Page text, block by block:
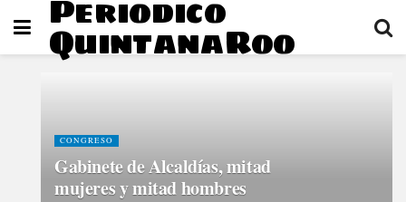
Periodico
QuintanaRoo
CONGRESO
Gabinete de Alcaldías, mitad
mujeres y mitad hombres